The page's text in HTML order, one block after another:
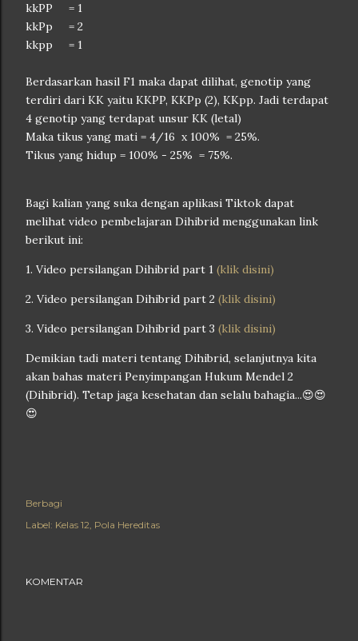
kkPP = 1
kkPp = 2
kkpp = 1
Berdasarkan hasil F1 maka dapat dilihat, genotip yang
terdiri dari KK yaitu KKPP, KKPp (2), KKpp. Jadi terdapat
4 genotip yang terdapat unsur KK (letal)
Maka tikus yang mati = 4/16 x 100% = 25%.
Tikus yang hidup = 100% - 25% = 75%.
Bagi kalian yang suka dengan aplikasi Tiktok dapat
melihat video pembelajaran Dihibrid menggunakan link
berikut ini:
1. Video persilangan Dihibrid part 1 (klik disini)
2. Video persilangan Dihibrid part 2 (klik disini)
3. Video persilangan Dihibrid part 3 (klik disini)
Demikian tadi materi tentang Dihibrid, selanjutnya kita
akan bahas materi Penyimpangan Hukum Mendel 2
(Dihibrid). Tetap jaga kesehatan dan selalu bahagia...😍😍
😍
Berbagi
Label: Kelas 12 Pola Hereditas
KOMENTAR